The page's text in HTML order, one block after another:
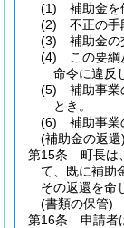
(1)
補助金を
(2)
不正の手
(3)
補助金の
(4)
この要
命令に違反
(5)
補助事業
とき。
(6)
補助事業
(補助金の返還)
第15条
町長は
て、既に補助
その返還を命
(書類の保管)
第16条
申請者